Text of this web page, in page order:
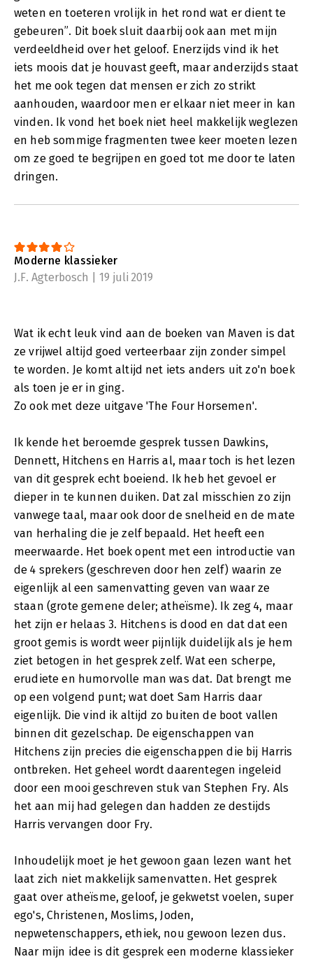
weten en toeteren vrolijk in het rond wat er dient te
gebeuren”. Dit boek sluit daarbij ook aan met mijn
verdeeldheid over het geloof. Enerzijds vind ik het
iets moois dat je houvast geeft, maar anderzijds staat
het me ook tegen dat mensen er zich zo strikt
aanhouden, waardoor men er elkaar niet meer in kan
vinden. Ik vond het boek niet heel makkelijk weglezen
en heb sommige fragmenten twee keer moeten lezen
om ze goed te begrijpen en goed tot me door te laten
dringen.
Moderne klassieker
J.F. Agterbosch | 19 juli 2019
Wat ik echt leuk vind aan de boeken van Maven is dat
ze vrijwel altijd goed verteerbaar zijn zonder simpel
te worden. Je komt altijd net iets anders uit zo'n boek
als toen je er in ging.
Zo ook met deze uitgave 'The Four Horsemen'.
Ik kende het beroemde gesprek tussen Dawkins,
Dennett, Hitchens en Harris al, maar toch is het lezen
van dit gesprek echt boeiend. Ik heb het gevoel er
dieper in te kunnen duiken. Dat zal misschien zo zijn
vanwege taal, maar ook door de snelheid en de mate
van herhaling die je zelf bepaald. Het heeft een
meerwaarde. Het boek opent met een introductie van
de 4 sprekers (geschreven door hen zelf) waarin ze
eigenlijk al een samenvatting geven van waar ze
staan (grote gemene deler; atheïsme). Ik zeg 4, maar
het zijn er helaas 3. Hitchens is dood en dat dat een
groot gemis is wordt weer pijnlijk duidelijk als je hem
ziet betogen in het gesprek zelf. Wat een scherpe,
erudiete en humorvolle man was dat. Dat brengt me
op een volgend punt; wat doet Sam Harris daar
eigenlijk. Die vind ik altijd zo buiten de boot vallen
binnen dit gezelschap. De eigenschappen van
Hitchens zijn precies die eigenschappen die bij Harris
ontbreken. Het geheel wordt daarentegen ingeleid
door een mooi geschreven stuk van Stephen Fry. Als
het aan mij had gelegen dan hadden ze destijds
Harris vervangen door Fry.
Inhoudelijk moet je het gewoon gaan lezen want het
laat zich niet makkelijk samenvatten. Het gesprek
gaat over atheïsme, geloof, je gekwetst voelen, super
ego's, Christenen, Moslims, Joden,
nepwetenschappers, ethiek, nou gewoon lezen dus.
Naar mijn idee is dit gesprek een moderne klassieker